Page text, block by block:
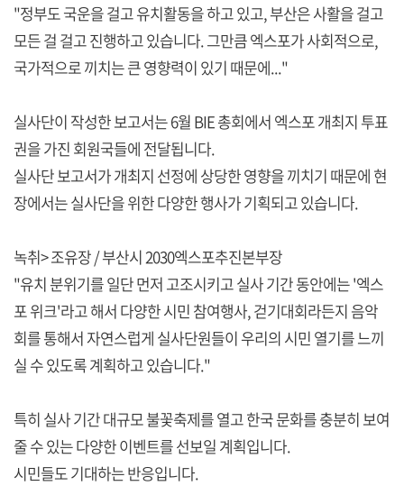
"정부도 국운을 걸고 유치활동을 하고 있고, 부산은 사활을 걸고
모든 걸 걸고 진행하고 있습니다. 그만큼 엑스포가 사회적으로,
국가적으로 끼치는 큰 영향력이 있기 때문에..."
실사단이 작성한 보고서는 6월 BIE 총회에서 엑스포 개최지 투표
권을 가진 회원국들에 전달됩니다.
실사단 보고서가 개최지 선정에 상당한 영향을 끼치기 때문에 현
장에서는 실사단을 위한 다양한 행사가 기획되고 있습니다.
녹취> 조유장 / 부산시 2030엑스포추진본부장
"유치 분위기를 일단 먼저 고조시키고 실사 기간 동안에는 '엑스
포 위크'라고 해서 다양한 시민 참여행사, 걷기대회라든지 음악
회를 통해서 자연스럽게 실사단원들이 우리의 시민 열기를 느끼
실 수 있도록 계획하고 있습니다."
특히 실사 기간 대규모 불꽃축제를 열고 한국 문화를 충분히 보여
줄 수 있는 다양한 이벤트를 선보일 계획입니다.
시민들도 기대하는 반응입니다.